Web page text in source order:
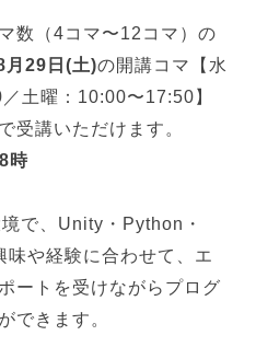
数（4コマ〜12コマ）の
月29日(土)の開講コマ【水
土曜：10:00〜17:50】
受講いただけます。
時
で、Unity・Python・
や経験に合わせて、エ
ートを受けながらプログ
できます。